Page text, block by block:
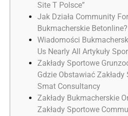
Site T Polsce”
Jak Działa Community
Bukmacherskie Betonline?
Wiadomości
Us Nearly All Artykuły
Zakłady Sportowe
Gdzie Obstawiać Zakłady
Smat Consultancy
Zakłady Bukmacherskie
Zakłady Sportowe